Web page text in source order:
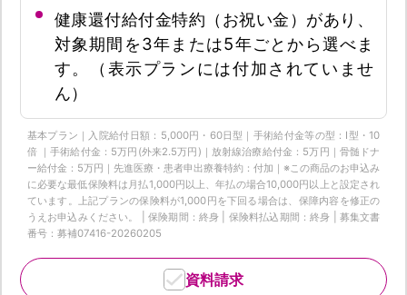
健康還付給付金特約（お祝い金）があり、
対象期間を3年または5年ごとから選べま
す。（表示プランには付加されていませ
ん）
基本プラン｜入院給付日額：5,000円・60日型｜手術給付金等の型：Ⅰ型・10
倍 ｜手術給付金：5万円(外来2.5万円)｜放射線治療給付金：5万円｜骨髄ドナ
ー給付金：5万円｜先進医療・患者申出療養特約：付加｜※この商品のお申込み
に必要な最低保険料は月払1,000円以上、年払の場合10,000円以上と設定され
ています。上記プランの保険料が1,000円を下回る場合は、保障内容を修正の
うえお申込みください。 | 保険期間：終身 | 保険料払込期間：終身 | 募集文書
番号：募補07416-20260205
資料請求